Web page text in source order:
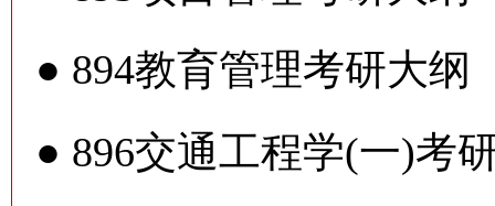
● 894教育管理考研大纲
● 896交通工程学(一)考